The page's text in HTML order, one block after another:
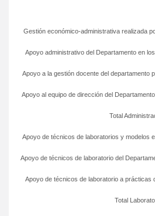
Total
Apoyo de técnicos de laboratorio a prácticas
Apoyo de técnicos de laboratorio del
Apoyo de técnicos de laboratorios y modelos
Total
Apoyo al equipo de dirección del Departamento
Apoyo a la gestión docente del departamento
Apoyo administrativo del Departamento en los
Gestión económico-administrativa realizada